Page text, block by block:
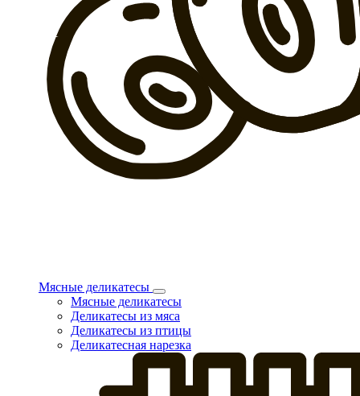
Мясные деликатесы
Мясные деликатесы
Деликатесы из мяса
Деликатесы из птицы
Деликатесная нарезка